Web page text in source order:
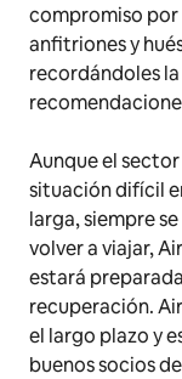
compromiso por
anfitriones y
recordándoles
Aunque el
situación difícil
larga, siempre
volver a viajar,
estará
recuperación.
el largo plazo y
buenos socios